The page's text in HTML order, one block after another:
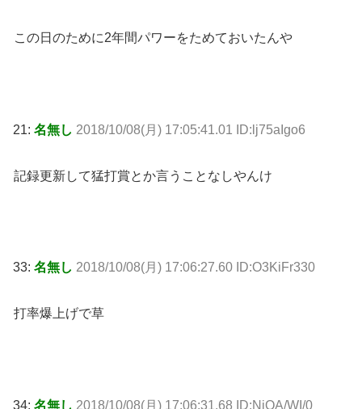
この日のために2年間パワーをためておいたんや
21: 名無し 2018/10/08(月) 17:05:41.01 ID:lj75aIgo6
記録更新して猛打賞とか言うことなしやんけ
33: 名無し 2018/10/08(月) 17:06:27.60 ID:O3KiFr330
打率爆上げで草
34: 名無し 2018/10/08(月) 17:06:31.68 ID:NjQA/WI/0